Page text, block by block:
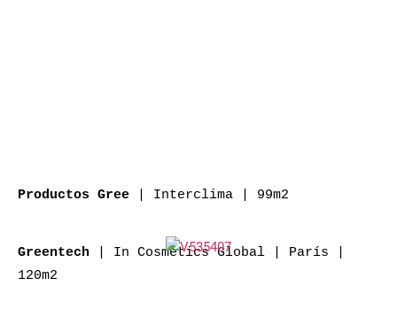
Productos Gree | Interclima | 99m2
Greentech | In Cosmetics Global | París |
120m2